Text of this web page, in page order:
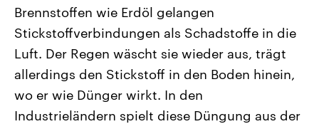
Landtagswahl Sachsen-Anhalt
2026
Alle Informationen
Sachsen-Anhalt wählt am 6.
September 2026 einen neuen
Landtag. Seit 2021 wird das
Bundesland von einer Koalition aus
USA
Aktuelle Beiträge,
Hintergründe
Wirtschaftlich und
gehören die Vereinigten
mit großem Einfluss auf
Brennstoffen wie Erdöl gelangen
Stickstoffverbindungen als Schadstoffe in die
Luft. Der Regen wäscht sie wieder aus, trägt
allerdings den Stickstoff in den Boden hinein,
wo er wie Dünger wirkt. In den
Industrieländern spielt diese Düngung aus der